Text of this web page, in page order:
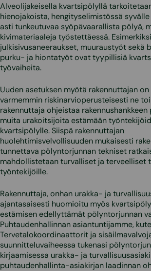
Alveolijakeisella kvartsipölyllä
hienojakoista, hengityselimistössä
asti tunkeutuvaa syöpävaarallista pölyä,
kivimateriaaleja työstettäessä. Esimerkiksi
julkisivusaneeraukset, muuraustyöt sekä
purku- ja hiontatyöt ovat tyypillisiä
työvaiheita.
Uuden asetuksen myötä rakennuttajan
varmemmin riskinarvioperusteisesti ne
rakennuttaja ohjeistaa
muita urakoitsijoita estämään
kvartsipölylle. Siispä rakennuttajan
huolehtimisvelvollisuuden mukaisesti
tunnettava pölyntorjunnan tekniset
mahdollistetaan turvalliset ja terveelliset
työntekijöille.
Rakennuttaja, onhan urakka- ja
ajantasaisesti huomioitu myös
estämisen edellyttämät pölyntorjunnan
Puhtaudenhallinnan asiantuntijamme,
Tervetalokoordinaattorit ja
suunnitteluvaiheessa tukenasi
kirjaamisessa urakka- ja
puhtaudenhallinta-asiakirjan laadinnan